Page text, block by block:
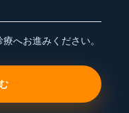
へお進みください。